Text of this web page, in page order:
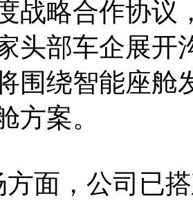
战略合作协
头部车企展开
围绕智能座舱
方案。
面，公司已